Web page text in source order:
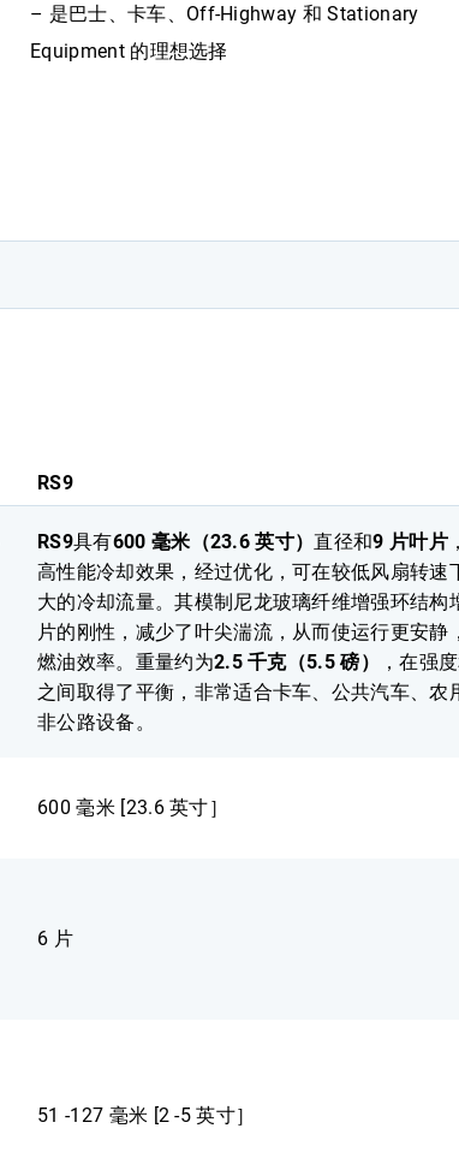
– 是巴士、卡车、Off-Highway 和 Stationary
Equipment 的理想选择
RS9
RS9具有600 毫米（23.6 英寸）直径和9 片叶片
高性能冷却效果，经过优化，可在较低风扇转速
大的冷却流量。其模制尼龙玻璃纤维增强环结构
片的刚性，减少了叶尖湍流，从而使运行更安静
燃油效率。重量约为2.5 千克（5.5 磅）
，在强
之间取得了平衡，非常适合卡车、公共汽车、农
非公路设备。
600 毫米 [23.6 英寸］
6 片
51 -127 毫米 [2 -5 英寸］